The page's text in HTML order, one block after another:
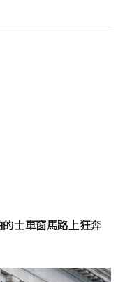
士車窗馬路上狂奔